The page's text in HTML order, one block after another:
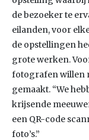
de bezoeker te
eilanden, voor
de opstellingen
grote werken.
fotografen willen
gemaakt. “We
krijsende
een QR-code
foto’s.”